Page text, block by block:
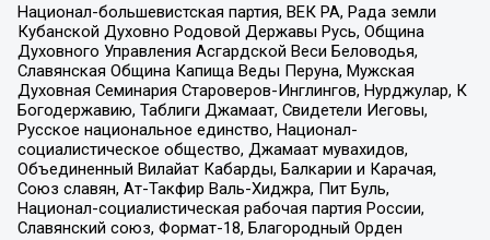
Национал-большевистская партия, ВЕК РА, Рада земли
Кубанской Духовно Родовой Державы Русь, Община
Духовного Управления Асгардской Веси Беловодья,
Славянская Община Капища Веды Перуна, Мужская
Духовная Семинария Староверов-Инглингов, Нурджулар, К
Богодержавию, Таблиги Джамаат, Свидетели Иеговы,
Русское национальное единство, Национал-
социалистическое общество, Джамаат мувахидов,
Объединенный Вилайат Кабарды, Балкарии и Карачая,
Союз славян, Ат-Такфир Валь-Хиджра, Пит Буль,
Национал-социалистическая рабочая партия России,
Славянский союз, Формат-18, Благородный Орден